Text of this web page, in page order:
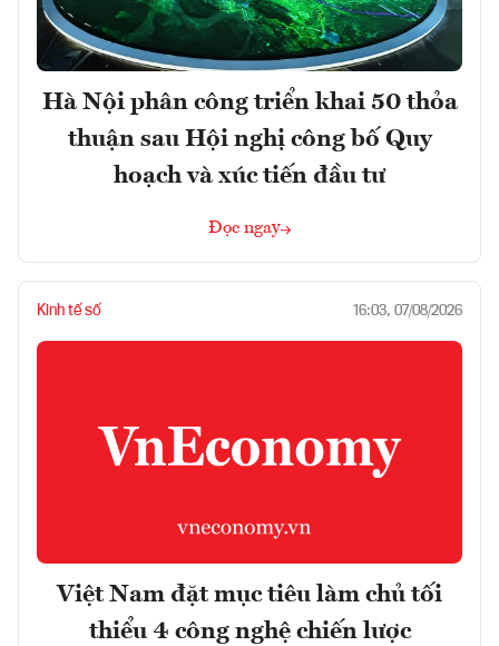
Hà Nội phân công triển khai 50 thỏa
thuận sau Hội nghị công bố Quy
hoạch và xúc tiến đầu tư
Đọc ngay
Kinh tế số 16:03, 07/08/2026
Việt Nam đặt mục tiêu làm chủ tối
thiểu 4 công nghệ chiến lược